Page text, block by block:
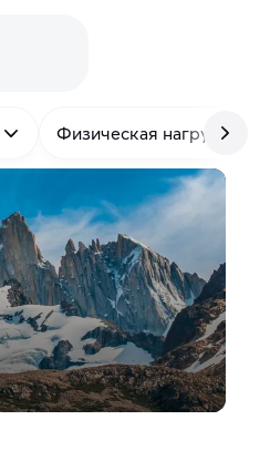
Физическая нагрузка